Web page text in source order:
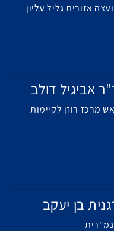
אזורית גליל עליון
אביגיל דולב
מרכז רוזן לקיימות
בן יעקב